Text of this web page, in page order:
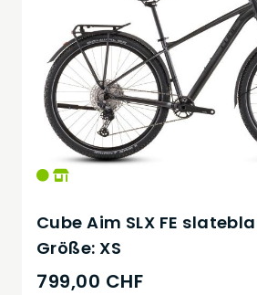
Cube Aim SLX FE
Größe: XS
799,00 CHF